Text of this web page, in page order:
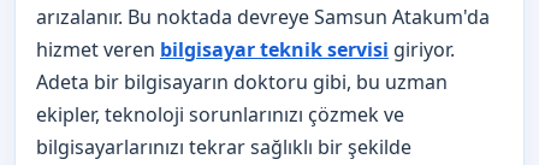
arızalanır. Bu noktada devreye Samsun Atakum'da
hizmet veren bilgisayar teknik servisi giriyor.
Adeta bir bilgisayarın doktoru gibi, bu uzman
ekipler, teknoloji sorunlarınızı çözmek ve
bilgisayarlarınızı tekrar sağlıklı bir şekilde